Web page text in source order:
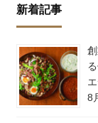
新着記事
8